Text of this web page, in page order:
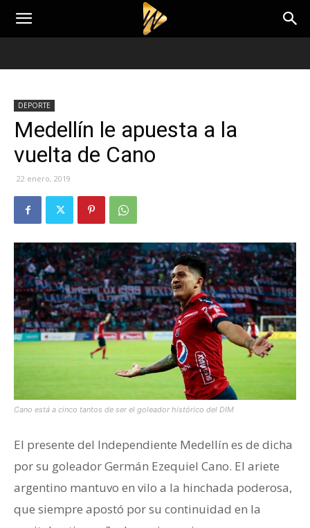
DEPORTE
Medellín le apuesta a la
vuelta de Cano
22 enero, 2019
Cano está a cinco tantos de ser el goleador histórico del DIM
El presente del Independiente Medellín es de dicha
por su goleador Germán Ezequiel Cano. El ariete
argentino mantuvo en vilo a la hinchada poderosa,
que siempre apostó por su continuidad en la